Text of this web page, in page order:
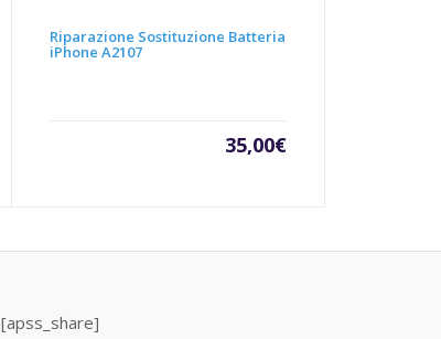
Riparazione Sostituzione Batteria
iPhone A2107
35,00€
[apss_share]